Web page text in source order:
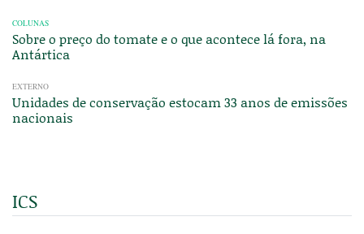
COLUNAS
Sobre o preço do tomate e o que acontece lá fora, na
Antártica
EXTERNO
Unidades de conservação estocam 33 anos de emissões
nacionais
ICS